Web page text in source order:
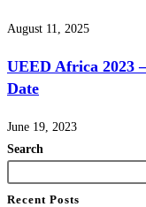
August 11, 2025
UEED Africa 2023
Date
June 19, 2023
Search
Recent Posts